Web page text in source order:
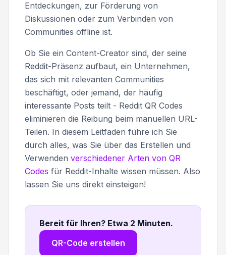
Entdeckungen, zur Förderung von
Diskussionen oder zum Verbinden von
Communities offline ist.
Ob Sie ein Content-Creator sind, der seine
Reddit-Präsenz aufbaut, ein Unternehmen,
das sich mit relevanten Communities
beschäftigt, oder jemand, der häufig
interessante Posts teilt - Reddit QR Codes
eliminieren die Reibung beim manuellen URL-
Teilen. In diesem Leitfaden führe ich Sie
durch alles, was Sie über das Erstellen und
Verwenden verschiedener Arten von QR
Codes für Reddit-Inhalte wissen müssen. Also
lassen Sie uns direkt einsteigen!
Bereit für Ihren? Etwa 2 Minuten.
QR-Code erstellen